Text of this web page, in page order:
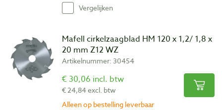
een ideale zaagsnedekwaliteit.
Vergelijken
Mafell cirkelzaagblad HM 120 x 1,2/ 1,8 x
20 mm Z12 WZ
Artikelnummer: 30454
€ 30,06 incl. btw
€ 24,84 excl. btw
Alleen op bestelling leverbaar